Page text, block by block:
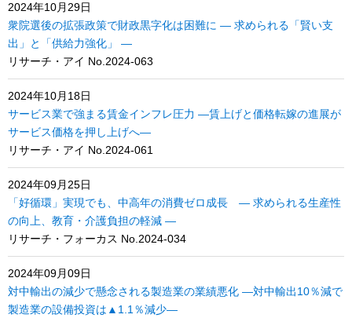
2024年10月29日
衆院選後の拡張政策で財政黒字化は困難に ― 求められる「賢い支
出」と「供給力強化」 ―
リサーチ・アイ No.2024-063
2024年10月18日
サービス業で強まる賃金インフレ圧力 ―賃上げと価格転嫁の進展が
サービス価格を押し上げへ―
リサーチ・アイ No.2024-061
2024年09月25日
「好循環」実現でも、中高年の消費ゼロ成長 ― 求められる生産性
の向上、教育・介護負担の軽減 ―
リサーチ・フォーカス No.2024-034
2024年09月09日
対中輸出の減少で懸念される製造業の業績悪化 ―対中輸出10％減で
製造業の設備投資は▲1.1％減少―